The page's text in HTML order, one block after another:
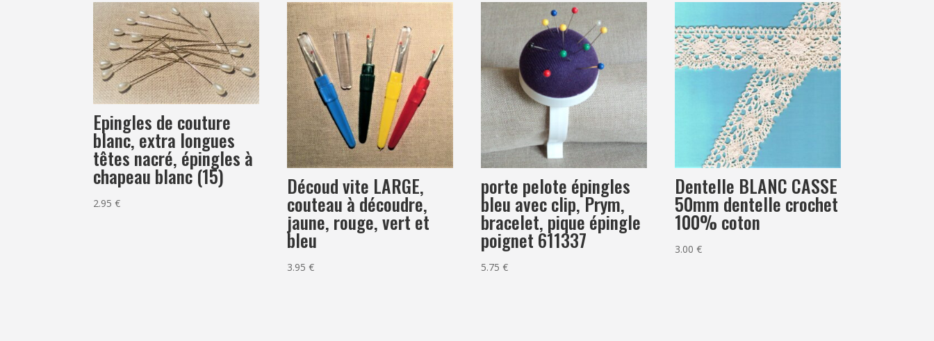
Epingles de couture
blanc, extra longues
têtes nacré, épingles à
chapeau blanc (15)
2.95€
Découd vite LARGE,
couteau à découdre,
jaune, rouge, vert et
bleu
3.95€
porte pelote épingles
bleu avec clip, Prym,
bracelet, pique épingle
poignet 611337
5.75€
Dentelle BLANC CASSE
50mm dentelle crochet
100% coton
3.00€